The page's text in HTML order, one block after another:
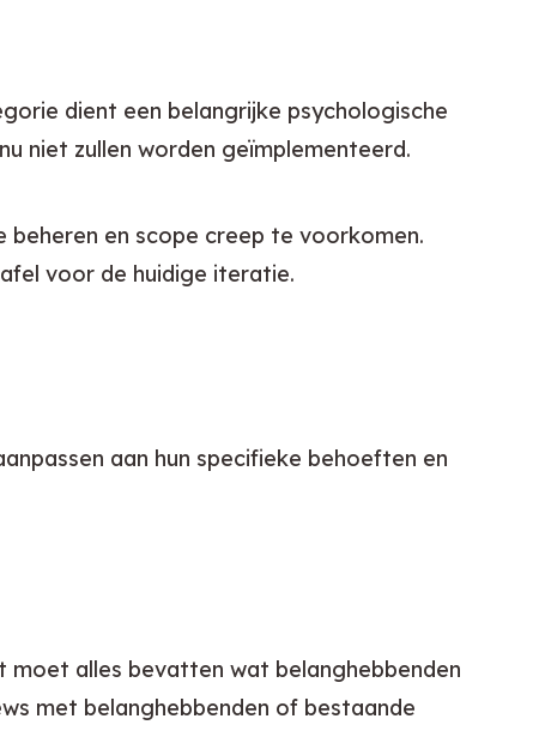
dient een belangrijke psychologische
niet zullen worden geïmplementeerd.
en scope creep te voorkomen.
voor de huidige iteratie.
aan hun specifieke behoeften en
alles bevatten wat belanghebbenden
met belanghebbenden of bestaande